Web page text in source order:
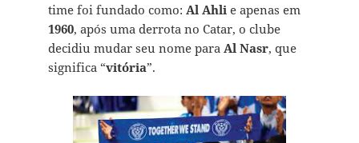
time foi fundado como: Al Ahlie apenas em
1960, após uma derrota no Catar, o clube
decidiu mudar seu nome para Al Nasr, que
significa “vitória”.